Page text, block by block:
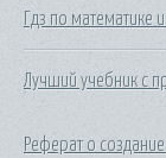
Гдз по
Лучший учебник с
Реферат о